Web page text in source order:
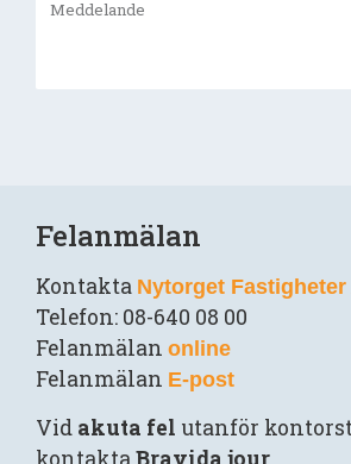
Felanmälan
Kontakta Nytorget Fastigheter
Telefon: 08-640 08 00
Felanmälanonline
Felanmälan E-post
Vid akuta fel utanför
kontaktaBravida jour